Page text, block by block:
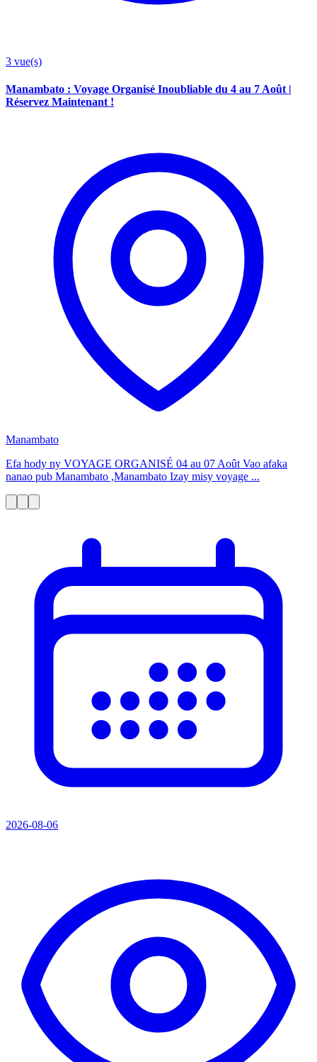
3 vue(s)
Manambato : Voyage Organisé Inoubliable du 4 au 7 Août |
Réservez Maintenant !
Manambato
Efa hody ny VOYAGE ORGANISÉ 04 au 07 Août Vao afaka
nanao pub Manambato ,Manambato Izay misy voyage ...
2026-08-06